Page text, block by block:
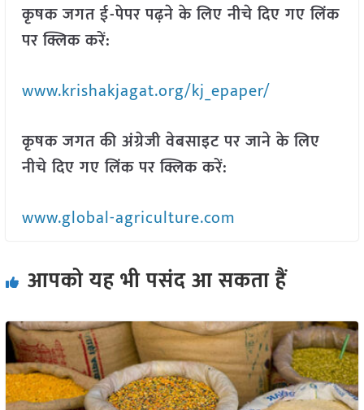
कृषक जगत ई-पेपर पढ़ने के लिए नीचे दिए गए लिंक
पर क्लिक करें:
www.krishakjagat.org/kj_epaper/
कृषक जगत की अंग्रेजी वेबसाइट पर जाने के लिए
नीचे दिए गए लिंक पर क्लिक करें:
www.global-agriculture.com
आपको यह भी पसंद आ सकता हैं